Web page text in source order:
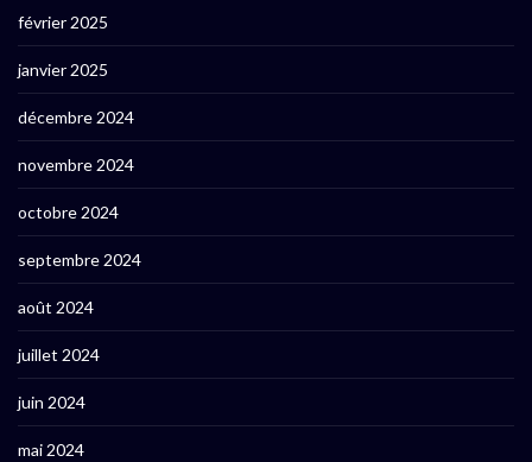
février 2025
janvier 2025
décembre 2024
novembre 2024
octobre 2024
septembre 2024
août 2024
juillet 2024
juin 2024
mai 2024